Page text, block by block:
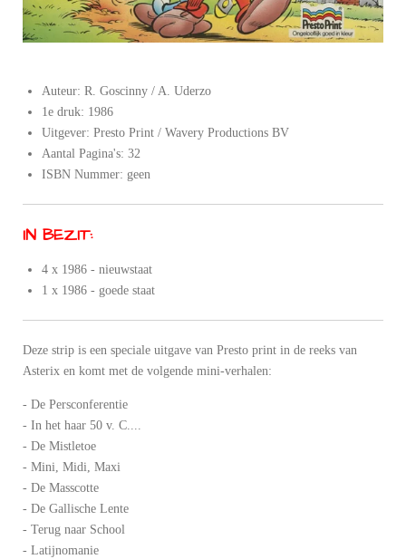
Auteur: R. Goscinny / A. Uderzo
1e druk: 1986
Uitgever: Presto Print / Wavery Productions BV
Aantal Pagina's: 32
ISBN Nummer: geen
IN BEZIT:
4 x 1986 - nieuwstaat
1 x 1986 - goede staat
Deze strip is een speciale uitgave van Presto print in de reeks van
Asterix en komt met de volgende mini-verhalen:
- De Persconferentie
- In het haar 50 v. C....
- De Mistletoe
- Mini, Midi, Maxi
- De Masscotte
- De Gallische Lente
- Terug naar School
- Latijnomanie